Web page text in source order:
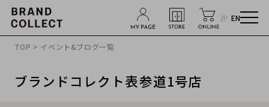
JP EN
TOP > イベント&ブログ一覧
ブランドコレクト表参道1号店